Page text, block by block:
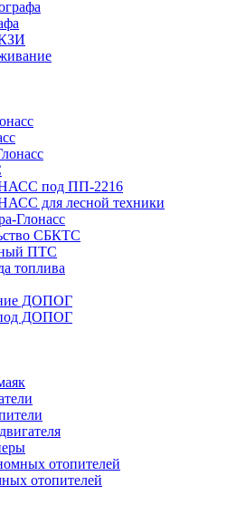
под ПП-2216
для лесной техники
Глонасс
СБКТС
ПТС
топлива
ДОПОГ
ДОПОГ
отопителей
отопителей